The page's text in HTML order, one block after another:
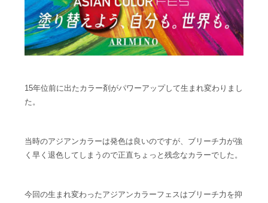
15年位前に出たカラー剤がパワーアップして生まれ変わりまし
た。
当時のアジアンカラーは発色は良いのですが、ブリーチ力が強
く早く退色してしまうので正直ちょっと残念なカラーでした。
今回の生まれ変わったアジアンカラーフェスはブリーチ力を抑